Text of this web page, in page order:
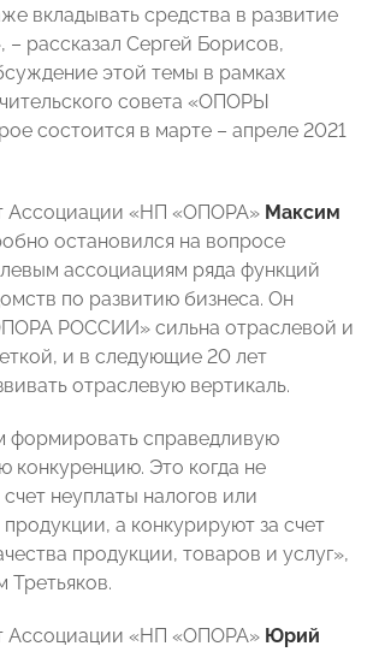
вкладывать средства в развитие
– рассказал Сергей Борисов,
этой темы в рамках
совета «ОПОРЫ
состоится в марте – апреле 2021
Ассоциации «НП «ОПОРА» Максим
остановился на вопросе
ассоциациям ряда функций
по развитию бизнеса. Он
РОССИИ» сильна отраслевой и
и в следующие 20 лет
отраслевую вертикаль.
формировать справедливую
конкуренцию. Это когда не
неуплаты налогов или
а конкурируют за счет
продукции, товаров и услуг»,
Третьяков.
Ассоциации «НП «ОПОРА» Юрий